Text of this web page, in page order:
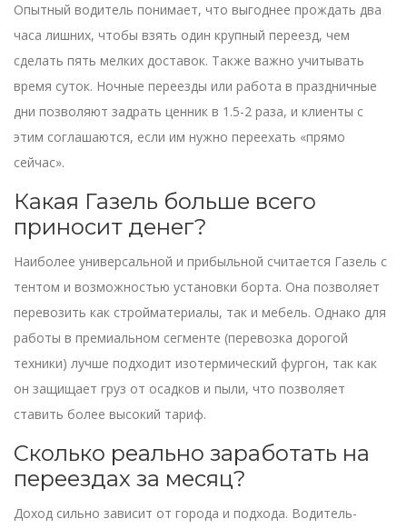
Опытный водитель понимает, что выгоднее прождать два
часа лишних, чтобы взять один крупный переезд, чем
сделать пять мелких доставок. Также важно учитывать
время суток. Ночные переезды или работа в праздничные
дни позволяют задрать ценник в 1.5-2 раза, и клиенты с
этим соглашаются, если им нужно переехать «прямо
сейчас».
Какая Газель больше всего
приносит денег?
Наиболее универсальной и прибыльной считается Газель с
тентом и возможностью установки борта. Она позволяет
перевозить как стройматериалы, так и мебель. Однако для
работы в премиальном сегменте (перевозка дорогой
техники) лучше подходит изотермический фургон, так как
он защищает груз от осадков и пыли, что позволяет
ставить более высокий тариф.
Сколько реально заработать на
переездах за месяц?
Доход сильно зависит от города и подхода. Водитель-